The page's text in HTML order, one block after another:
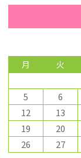
月 火
5
6
12
13
19
20
26
27